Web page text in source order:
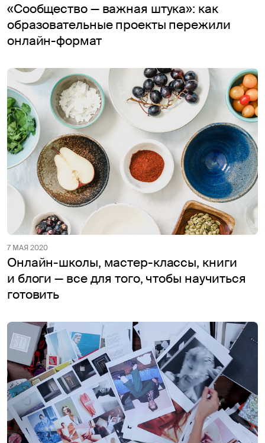
«Cообщество — важная штука»: как
образовательные проекты пережили
онлайн-формат
7 МАЯ 2020
Онлайн-школы, мастер-классы, книги
и блоги — все для того, чтобы научиться
готовить